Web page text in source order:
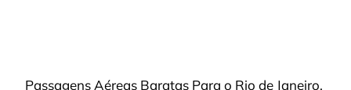
Passagens Aéreas Baratas Para o Rio de Janeiro,